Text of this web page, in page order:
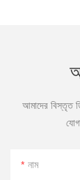
আমাদের বিস্তৃত
নাম